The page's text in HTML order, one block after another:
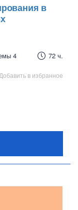
в
4 72 ч.
Добавить в избранное